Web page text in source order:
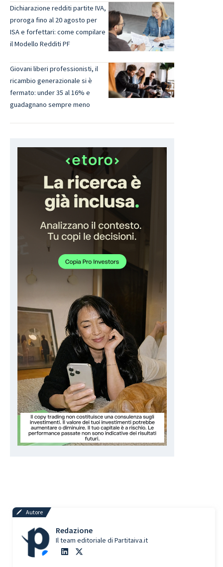
Dichiarazione redditi partite IVA,
proroga fino al 20 agosto per
ISA e forfettari: come compilare
il Modello Redditi PF
Giovani liberi professionisti, il
ricambio generazionale si è
fermato: under 35 al 16% e
guadagnano sempre meno
Autore
Redazione
Il team editoriale di Partitaiva.it